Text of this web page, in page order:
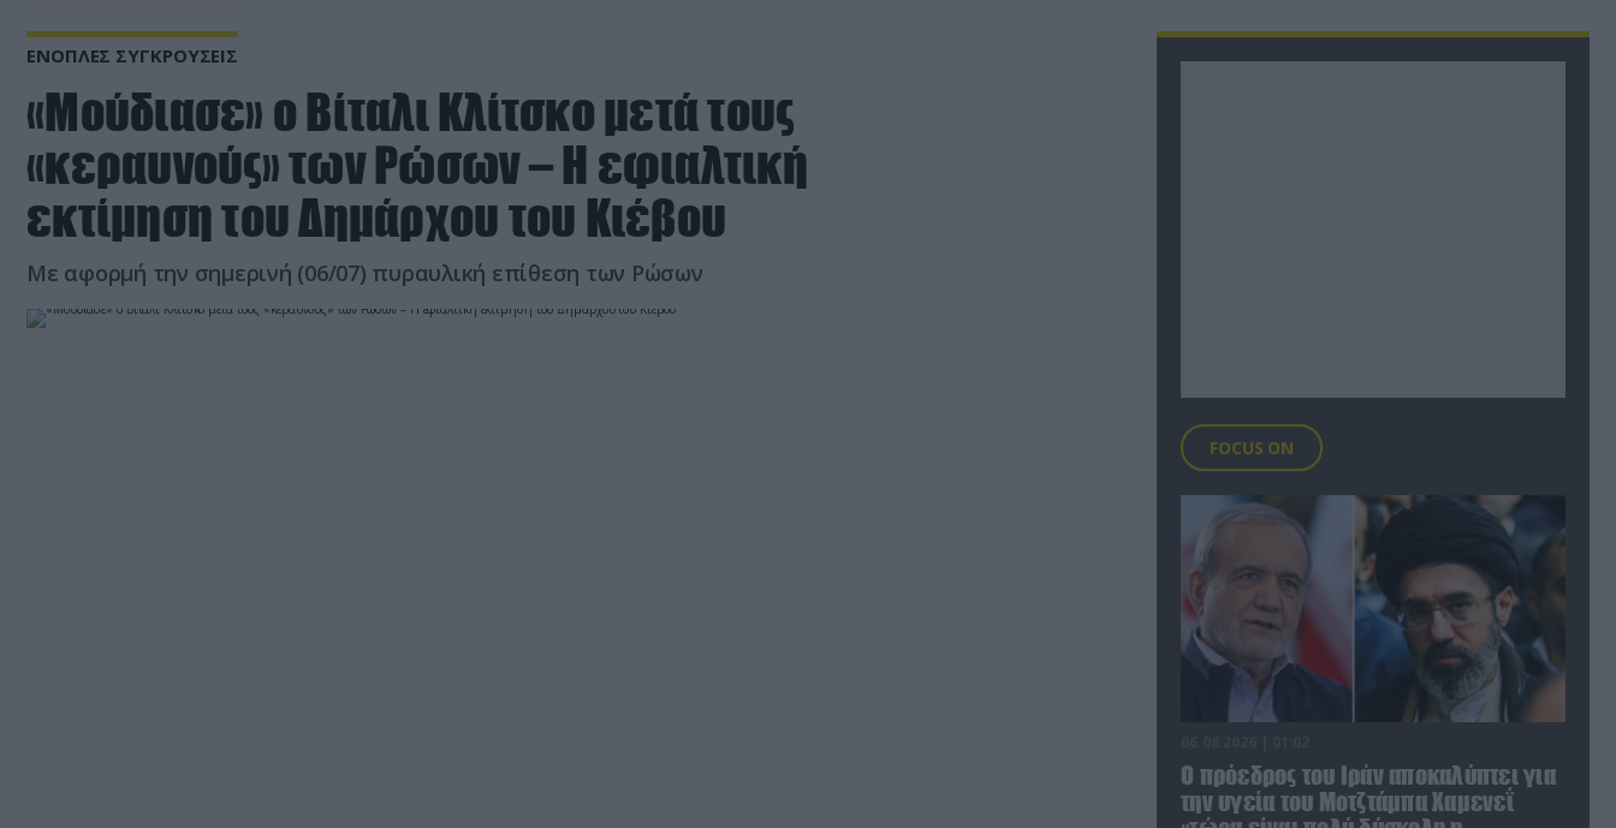
ΕΝΟΠΛΕΣ ΣΥΓΚΡΟΥΣΕΙΣ
«Μούδιασε» ο Βίταλι Κλίτσκο μετά τους
«κεραυνούς» των Ρώσων – Η εφιαλτική
εκτίμηση του Δημάρχου του Κιέβου
Με αφορμή την σημερινή (06/07) πυραυλική επίθεση των Ρώσων
FOCUS ON
Ο πρόεδρος του Ιράν αποκαλύπτει για
την υγεία του Μοτζτάμπα Χαμενεΐ